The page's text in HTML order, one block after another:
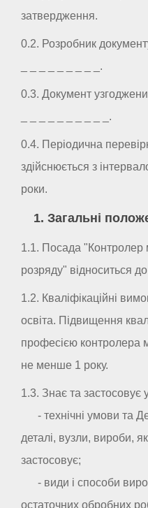
затвердження.
0.2. Розробник
_ _ _ _ _ _ _ _ _.
0.3. Документ
_ _ _ _ _ _ _ _ _ _.
0.4. Періодична
здійснюється з
роки.
1. Загальні
1.1. Посада "Контролер
розряду" відноситься до
1.2. Кваліфікаційні
освіта. Підвищення
професією контролера
не менше 1 року.
1.3. Знає та застосовує
- технічні умови та
деталі, вузли, вироби,
застосовує;
- види і способи
остаточних обробних